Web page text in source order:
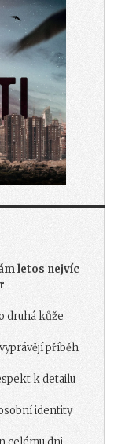
letos nejvíc
druhá kůže
příběh
k detailu
identity